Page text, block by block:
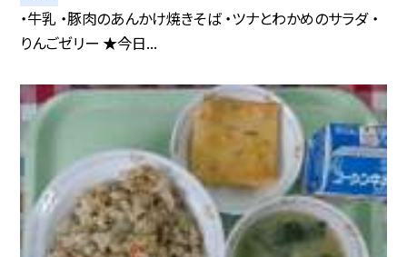
・牛乳 ・豚肉のあんかけ焼きそば ・ツナとわかめのサラダ ・
りんごゼリー ★今日...